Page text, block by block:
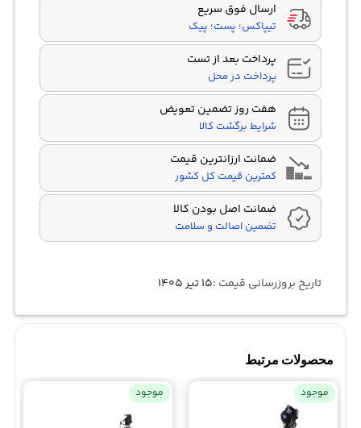
ارسال فوق سریع
تیپاکس؛ پست؛ پیک
پرداخت بعد از تست
پرداخت در محل
هفت روز تضمین تعویض
شرایط برگشت کالا
ضمانت ارزانترین قیمت
کمترین قیمت کل کشور
ضمانت اصل بودن کالا
تضمین اصالت و سلامت
تاریخ بروزرسانی قیمت :۱۵ تیر ۱۴۰۵
محصولات مرتبط
موجود موجود